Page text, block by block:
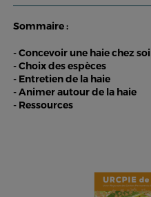
Sommaire :
- Concevoir une haie chez soi
- Choix des espèces
- Entretien de la haie
- Animer autour de la haie
- Ressources